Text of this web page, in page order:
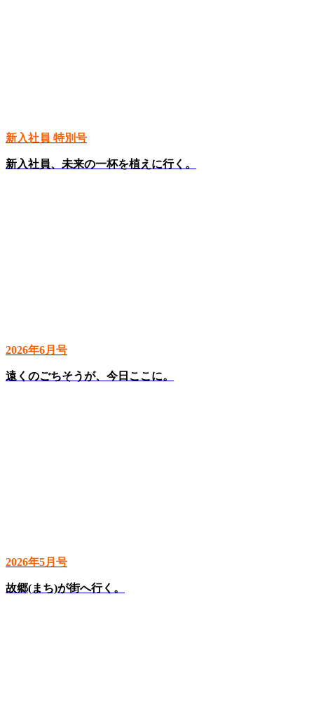
新入社員 特別号
新入社員、未来の一杯を植えに行く。
2026年6月号
遠くのごちそうが、今日ここに。
2026年5月号
故郷(まち)が街へ行く。